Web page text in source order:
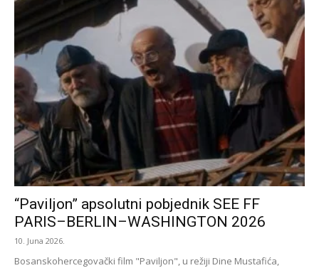
“Paviljon” apsolutni pobjednik SEE FF
PARIS–BERLIN–WASHINGTON 2026
10. Juna 2026.
Bosanskohercegovački film "Paviljon", u režiji Dine Mustafića,